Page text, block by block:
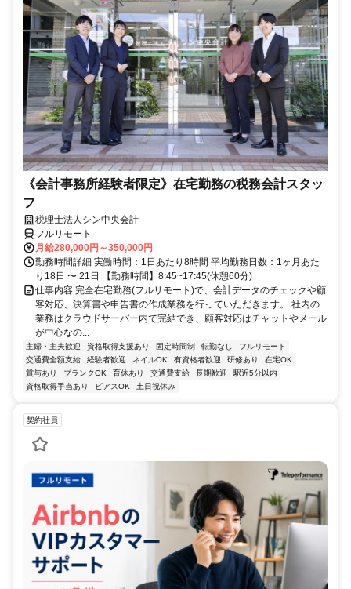
《会計事務所経験者限定》在宅勤務の税務会計スタッ
フ
税理士法人シン中央会計
フルリモート
月給280,000円～350,000円
勤務時間詳細 実働時間：1日あたり8時間 平均勤務日数：1ヶ月あた
り18日 〜 21日 【勤務時間】8:45~17:45(休憩60分)
仕事内容 完全在宅勤務(フルリモート)で、会計データのチェックや顧
客対応、決算書や申告書の作成業務を行っていただきます。 社内の
業務はクラウドサーバー内で完結でき、顧客対応はチャットやメール
が中心なの...
主婦・主夫歓迎 資格取得支援あり 固定時間制 転勤なし
フルリモート
交通費全額支給
経験者歓迎 ネイルOK 有資格者歓迎 研修あり
在宅OK
賞与あり
ブランクOK 育休あり 交通費支給 長期歓迎
駅近5分以内
資格取得手当あり
ピアスOK 土日祝休み
契約社員